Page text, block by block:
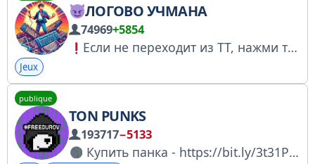
ЛОГОВО УЧМАНА
74969+5854
Если не переходит из ТТ, нажми три точки и «Открыть в браузере» Чат https://t.me/uchmanenews57 По сотрудничеству: @uchmanework
Jeux
publique
TON PUNKS
193717−5133
Купить панка - https://bit.ly/3t31Pkc